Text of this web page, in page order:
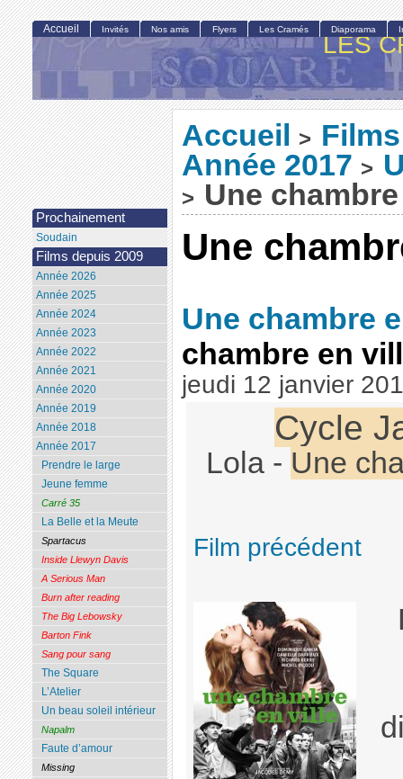
LES
Accueil >
Année 2017 >
> Une
Une
Une chambre
chambre en
jeudi 12 janvier
Cycle
Lola - Une
Film précédent
Accueil Invités Nos amis Flyers Les Cramés Diaporama
Prochainement
Soudain
Films depuis 2009
Année 2026
Année 2025
Année 2024
Année 2023
Année 2022
Année 2021
Année 2020
Année 2019
Année 2018
Année 2017
Prendre le large
Jeune femme
Carré 35
La Belle et la Meute
Spartacus
Inside Llewyn Davis
A Serious Man
Burn after reading
The Big Lebowsky
Barton Fink
Sang pour sang
The Square
L’Atelier
Un beau soleil intérieur
Napalm
Faute d’amour
Missing